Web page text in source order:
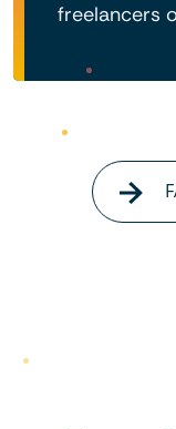
freelancers